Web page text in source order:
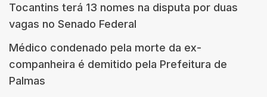
Tocantins terá 13 nomes na disputa por duas
vagas no Senado Federal
Médico condenado pela morte da ex-
companheira é demitido pela Prefeitura de
Palmas